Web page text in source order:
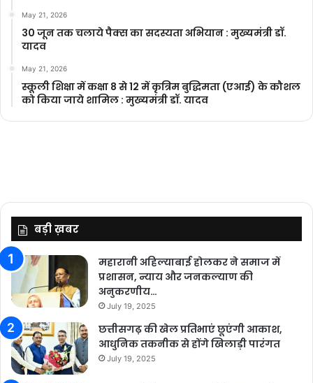
May 21, 2026
30 जून तक चलाये पैक्स का सदस्यता अभियान : मुख्यमंत्री डॉ.
यादव
May 21, 2026
स्कूली शिक्षा में कक्षा 8 से 12 में कृ‍त्रिम बुद्धिमता (एआई) के कौशल
को किया जाये शामिल : मुख्यमंत्री डॉ. यादव
बड़ी ख़बर
महारानी अहिल्याबाई होलकर ने समाज में
प्रशासन, न्याय और जनकल्याण की
अनुकरणीय…
July 19, 2025
छत्तीसगढ़ की खेल प्रतिभाएं छूएंगी आकाश,
आधुनिक तकनीक से होंगे खिलाड़ी पारंगत
July 19, 2025